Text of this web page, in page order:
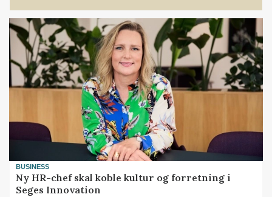
BUSINESS
Ny HR-chef skal koble kultur og forretning i
Seges Innovation